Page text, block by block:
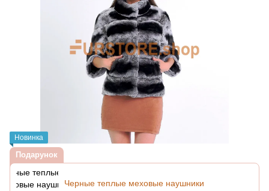
Новинка
Подарунок
Черные теплые меховые наушники